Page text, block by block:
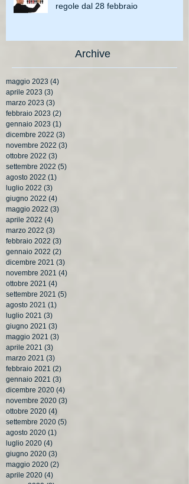
regole dal 28 febbraio
Archive
maggio 2023 (4)
aprile 2023 (3)
marzo 2023 (3)
febbraio 2023 (2)
gennaio 2023 (1)
dicembre 2022 (3)
novembre 2022 (3)
ottobre 2022 (3)
settembre 2022 (5)
agosto 2022 (1)
luglio 2022 (3)
giugno 2022 (4)
maggio 2022 (3)
aprile 2022 (4)
marzo 2022 (3)
febbraio 2022 (3)
gennaio 2022 (2)
dicembre 2021 (3)
novembre 2021 (4)
ottobre 2021 (4)
settembre 2021 (5)
agosto 2021 (1)
luglio 2021 (3)
giugno 2021 (3)
maggio 2021 (3)
aprile 2021 (3)
marzo 2021 (3)
febbraio 2021 (2)
gennaio 2021 (3)
dicembre 2020 (4)
novembre 2020 (3)
ottobre 2020 (4)
settembre 2020 (5)
agosto 2020 (1)
luglio 2020 (4)
giugno 2020 (3)
maggio 2020 (2)
aprile 2020 (4)